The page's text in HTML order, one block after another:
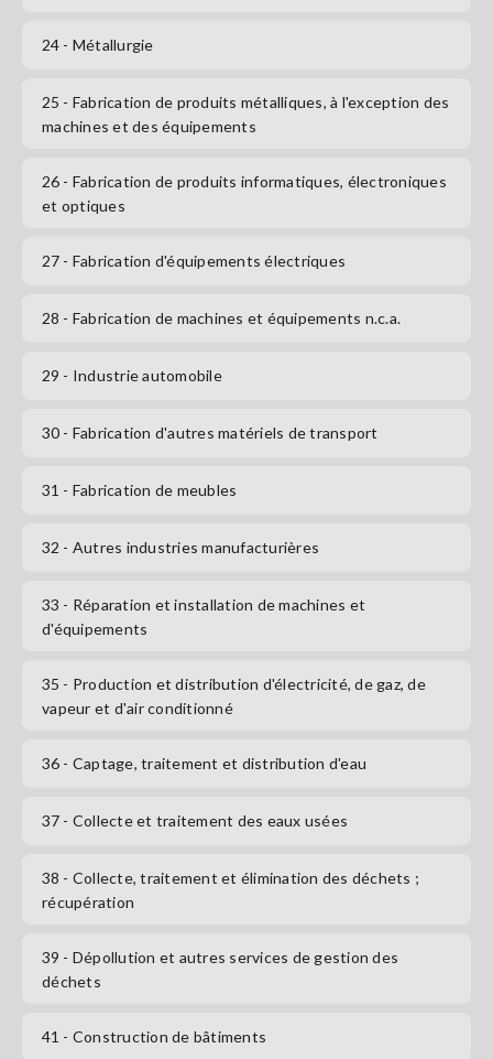
24 - Métallurgie
25 - Fabrication de produits métalliques, à l'exception des
machines et des équipements
26 - Fabrication de produits informatiques, électroniques
et optiques
27 - Fabrication d'équipements électriques
28 - Fabrication de machines et équipements n.c.a.
29 - Industrie automobile
30 - Fabrication d'autres matériels de transport
31 - Fabrication de meubles
32 - Autres industries manufacturières
33 - Réparation et installation de machines et
d'équipements
35 - Production et distribution d'électricité, de gaz, de
vapeur et d'air conditionné
36 - Captage, traitement et distribution d'eau
37 - Collecte et traitement des eaux usées
38 - Collecte, traitement et élimination des déchets ;
récupération
39 - Dépollution et autres services de gestion des
déchets
41 - Construction de bâtiments